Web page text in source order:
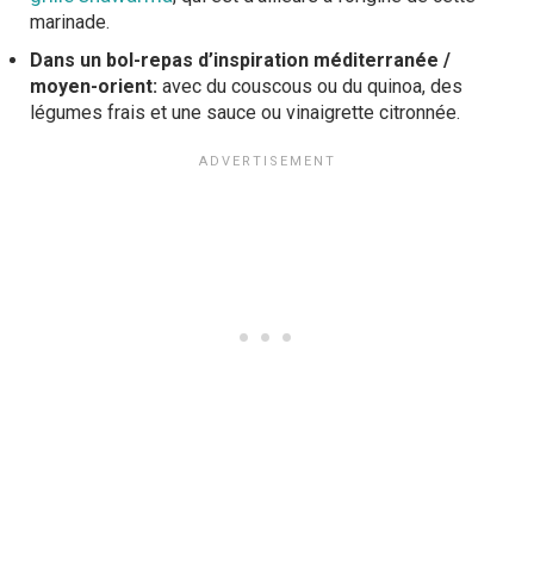
marinade.
Dans un bol-repas d’inspiration méditerranée /
moyen-orient: avec du couscous ou du quinoa, des
légumes frais et une sauce ou vinaigrette citronnée.